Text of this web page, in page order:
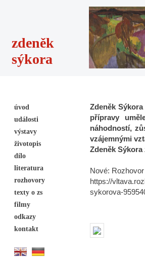
zdeněk
sýkora
úvod
události
výstavy
životopis
dílo
literatura
rozhovory
texty o zs
filmy
odkazy
kontakt
Zdeněk
přípravy
náhodností,
vzájemnými
Zdeněk Sýkora
Nové:
https://
sykorova-